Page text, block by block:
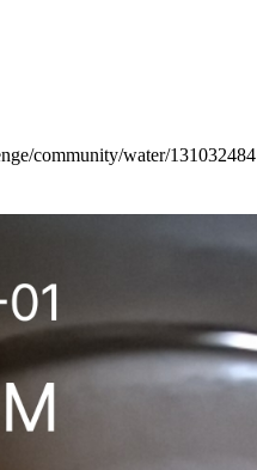
community/water/131032484